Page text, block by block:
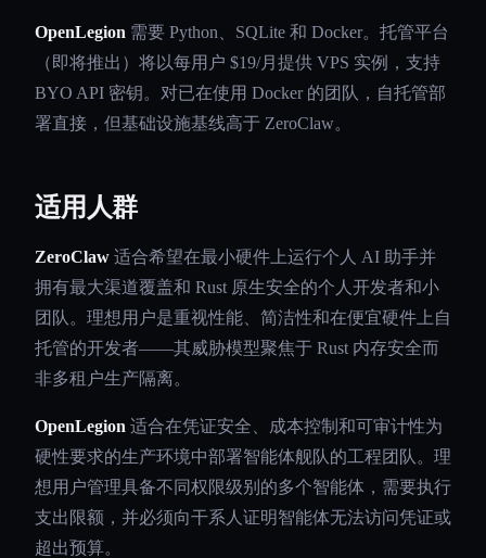
OpenLegion 需要 Python、SQLite 和 Docker。托管平台
（即将推出）将以每用户 $19/月提供 VPS 实例，支持
BYO API 密钥。对已在使用 Docker 的团队，自托管部
署直接，但基础设施基线高于 ZeroClaw。
适用人群
ZeroClaw 适合希望在最小硬件上运行个人 AI 助手并
拥有最大渠道覆盖和 Rust 原生安全的个人开发者和小
团队。理想用户是重视性能、简洁性和在便宜硬件上自
托管的开发者——其威胁模型聚焦于 Rust 内存安全而
非多租户生产隔离。
OpenLegion 适合在凭证安全、成本控制和可审计性为
硬性要求的生产环境中部署智能体舰队的工程团队。理
想用户管理具备不同权限级别的多个智能体，需要执行
支出限额，并必须向干系人证明智能体无法访问凭证或
超出预算。